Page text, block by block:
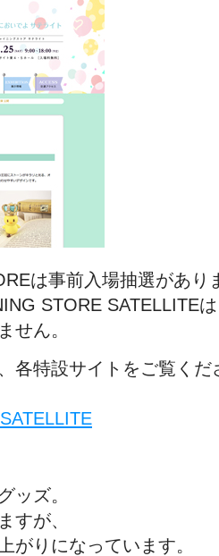
は事前入場抽選があり
STORE SATELLITEは
せん。
各特設サイトをご覧くだ
ッズ。
すが、
がりになっています。